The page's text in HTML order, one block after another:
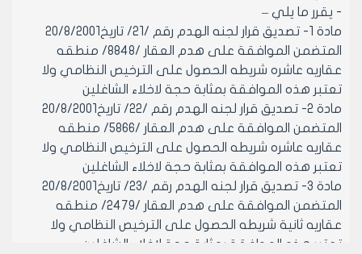
- يقرر ما يلي –
مادة 1- تصديق قرار لجنه الهدم رقم /21/ تاريخ20/8/2001
المتضمن الموافقة على هدم العقار /8848/ منطقه
عقاريه عاشره شريطه الحصول على الترخيص النظامي ولا
تعتبر هذه الموافقة بمثابة حجة لاخلاء الشاغلين
مادة 2- تصديق قرار لجنه الهدم رقم /22/ تاريخ20/8/2001
المتضمن الموافقة على هدم العقار /5866/ منطقه
عقاريه عاشره شريطه الحصول على الترخيص النظامي ولا
تعتبر هذه الموافقة بمثابة حجة لاخلاء الشاغلين
مادة 3- تصديق قرار لجنه الهدم رقم /23/ تاريخ20/8/2001
المتضمن الموافقة على هدم العقار /2479/ منطقه
عقاريه ثانية شريطه الحصول على الترخيص النظامي ولا
تعتبر هذه الموافقة بمثابة حجة لاخلاء الشاغلين